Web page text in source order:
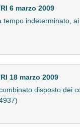
6 marzo 2009
indeterminato,
18 marzo 2009
disposto dei